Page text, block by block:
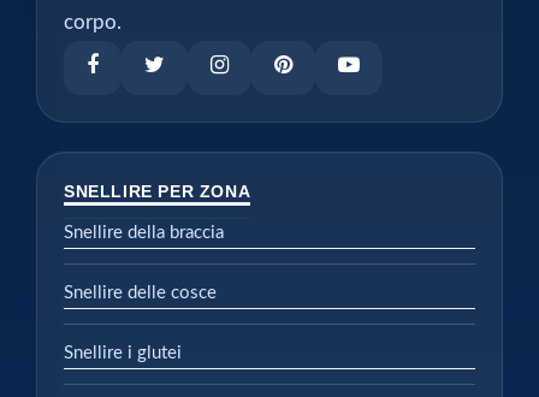
corpo.
SNELLIRE PER ZONA
Snellire della braccia
Snellire delle cosce
Snellire i glutei